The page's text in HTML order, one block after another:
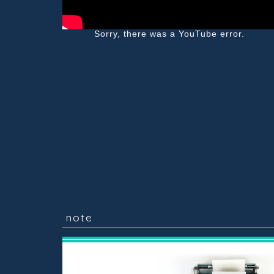
Sorry, there was a YouTube error.
note